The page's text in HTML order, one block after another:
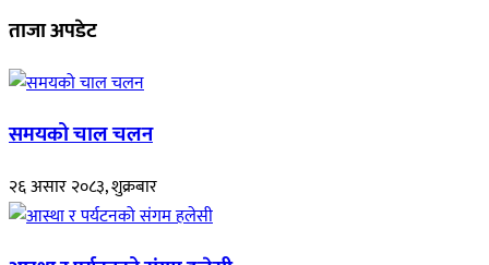
ताजा अपडेट
समयको चाल चलन
२६ असार २०८३, शुक्रबार